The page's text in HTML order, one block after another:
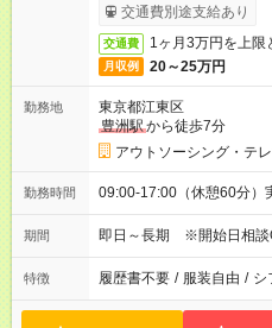
ービス利用可（利用条件有
交通費別途支給あり
交通費 1ヶ月3万円を上限
月収例 20～25万円
勤務地
東京都江東区
豊洲駅から徒歩7分
アウトソーシング・テ
勤務時間 09:00-17:00（休憩60分）
期間 即日～長期 ※開始日相談
特徴 履歴書不要 / 服装自由 / シ